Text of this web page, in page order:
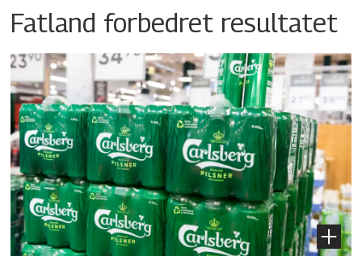
Fatland forbedret resultatet